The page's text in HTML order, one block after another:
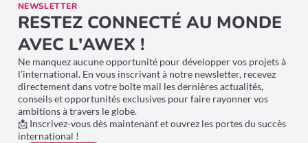
NEWSLETTER
RESTEZ CONNECTÉ AU MONDE
AVEC L'AWEX !
Ne manquez aucune opportunité pour développer vos projets à
l’international. En vous inscrivant à notre newsletter, recevez
directement dans votre boîte mail les dernières actualités,
conseils et opportunités exclusives pour faire rayonner vos
ambitions à travers le globe.
📩 Inscrivez-vous dès maintenant et ouvrez les portes du succès
international !